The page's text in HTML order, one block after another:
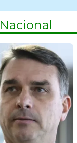
Nacional